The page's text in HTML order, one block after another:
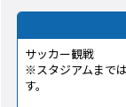
サッカー観戦
※スタジアムまで
す。